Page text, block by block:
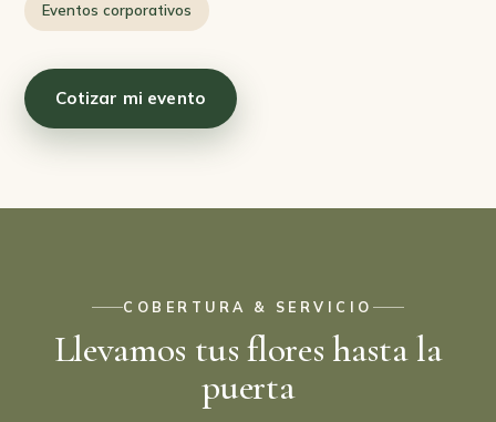
Eventos corporativos
Cotizar mi evento
COBERTURA & SERVICIO
Llevamos tus flores hasta la
puerta